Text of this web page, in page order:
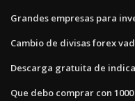
Grandes empresas para
Cambio de divisas forex
Descarga gratuita de
Que debo comprar con